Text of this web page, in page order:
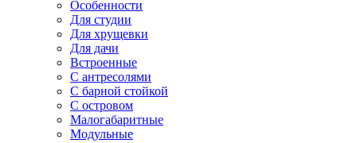
Особенности
Для студии
Для хрущевки
Для дачи
Встроенные
С антресолями
С барной стойкой
С островом
Малогабаритные
Модульные